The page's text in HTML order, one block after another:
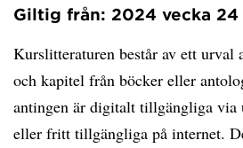
Giltig från: 2024 vecka 24
Kurslitteraturen består av ett
och kapitel från böcker eller
antingen är digitalt tillgängliga via
eller fritt tillgängliga på internet.